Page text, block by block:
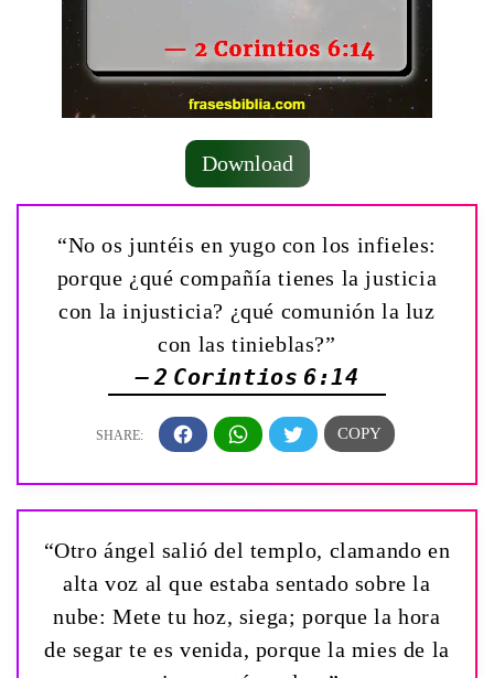
Download
“No os juntéis en yugo con los infieles:
porque ¿qué compañía tienes la justicia
con la injusticia? ¿qué comunión la luz
con las tinieblas?”
— 2 Corintios 6:14
“Otro ángel salió del templo, clamando en
alta voz al que estaba sentado sobre la
nube: Mete tu hoz, siega; porque la hora
de segar te es venida, porque la mies de la